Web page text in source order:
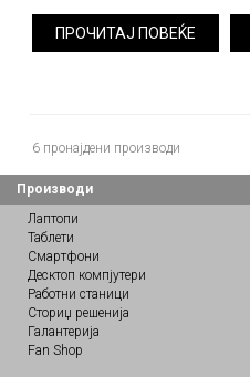
ПРОЧИТАЈ ПОВЕЌЕ
6 пронајдени производи
Производи
Лаптопи
Таблети
Смартфони
Десктоп компјутери
Работни станици
Сториџ решенија
Галантерија
Fan Shop